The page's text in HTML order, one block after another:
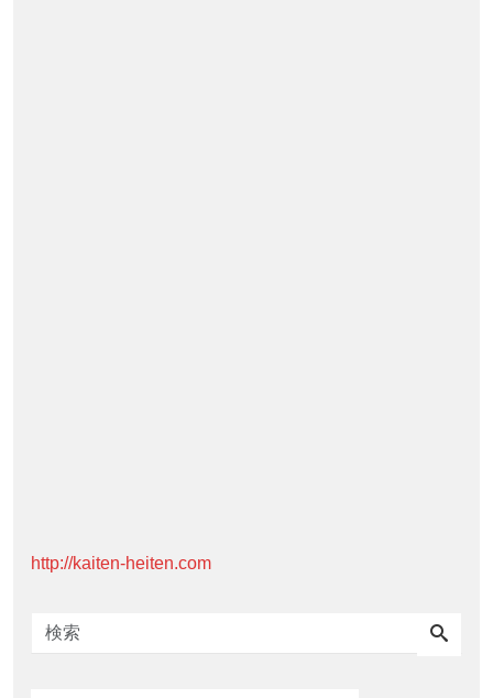
http://kaiten-heiten.com